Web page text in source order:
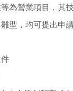
為營業項目，其
型，均可提出申請